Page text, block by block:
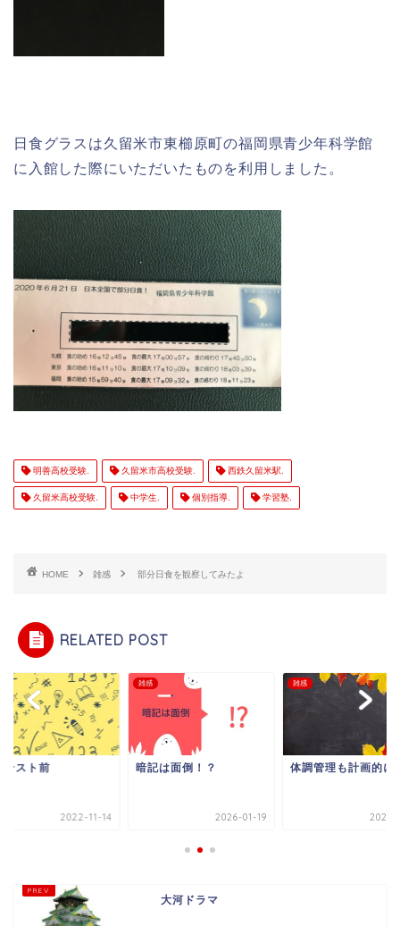
日食グラスは久留米市東櫛原町の福岡県青少年科学館
に入館した際にいただいたものを利用しました。
明善高校受験. 久留米市高校受験. 西鉄久留米駅.
久留米高校受験. 中学生. 個別指導. 学習塾.
HOME 雑感 部分日食を観察してみたよ
RELATED POST
テスト前
2022-11-14
雑感
暗記は面倒！？
2026-01-19
雑感
体調管理も計画的に
2020-
大河ドラマ